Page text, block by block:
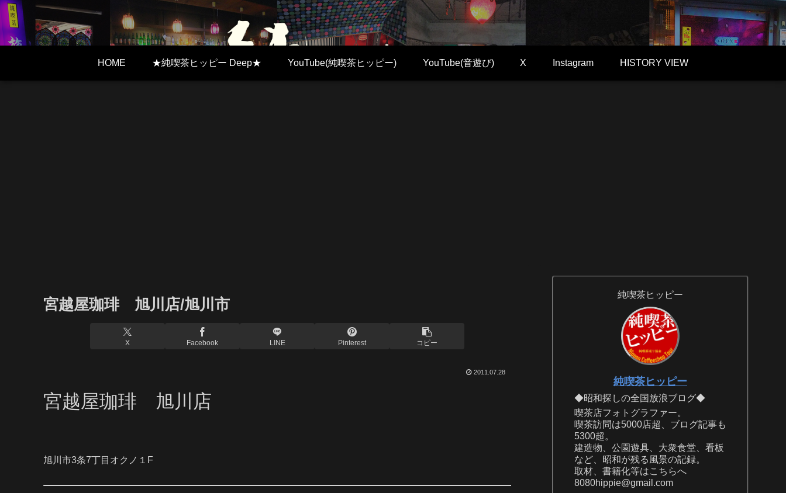
HOME ★純喫茶ヒッピー Deep★ YouTube(純喫茶ヒッピー) YouTube(音遊び) X Instagram HISTORY VIEW
宮越屋珈琲 旭川店/旭川市
X Facebook LINE Pinterest コピー
2011.07.28
宮越屋珈琲 旭川店
旭川市3条7丁目オクノ１F
純喫茶ヒッピー
純喫茶ヒッピー
◆昭和探しの全国放浪ブログ◆
喫茶店フォトグラファー。
喫茶訪問は5000店超、ブログ記事も
5300超。
建造物、公園遊具、大衆食堂、看板
など、昭和が残る風景の記録。
取材、書籍化等はこちらへ
8080hippie@gmail.com